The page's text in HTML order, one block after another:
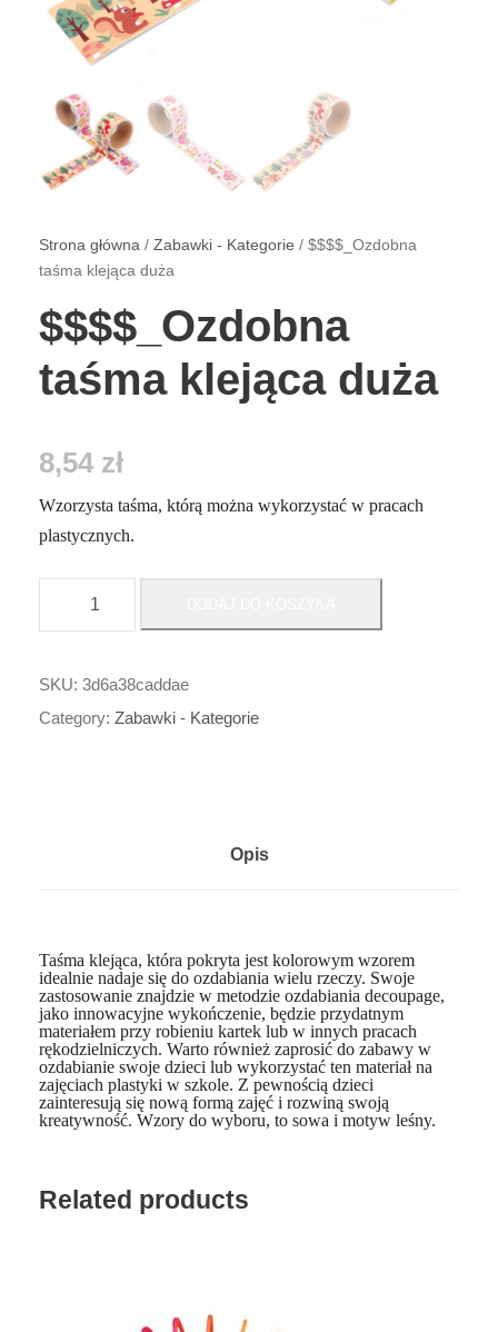
Strona główna / Zabawki - Kategorie / $$$$_Ozdobna
taśma klejąca duża
$$$$_Ozdobna
taśma klejąca duża
8,54 zł
Wzorzysta taśma, którą można wykorzystać w pracach
plastycznych.
ś
ć
d
o
b
n
a
t
a
m
SKU: 3d6a38caddae
Category: Zabawki - Kategorie
Opis
Taśma klejąca, która pokryta jest kolorowym wzorem
idealnie nadaje się do ozdabiania wielu rzeczy. Swoje
zastosowanie znajdzie w metodzie ozdabiania decoupage,
jako innowacyjne wykończenie, będzie przydatnym
materiałem przy robieniu kartek lub w innych pracach
rękodzielniczych. Warto również zaprosić do zabawy w
ozdabianie swoje dzieci lub wykorzystać ten materiał na
zajęciach plastyki w szkole. Z pewnością dzieci
zainteresują się nową formą zajęć i rozwiną swoją
kreatywność. Wzory do wyboru, to sowa i motyw leśny.
Related products